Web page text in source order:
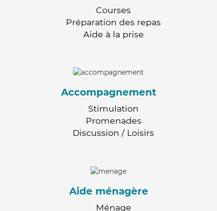
Courses
Préparation des repas
Aide à la prise
Accompagnement
Stimulation
Promenades
Discussion / Loisirs
Aide ménagère
Ménage